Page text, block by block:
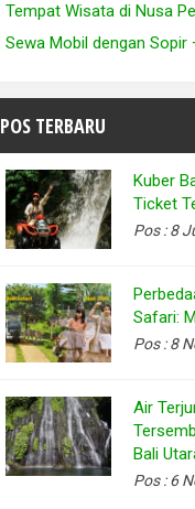
Tempat Wisata di Nusa
Sewa Mobil dengan Sopir
POS TERBARU
Kuber
Ticket
Pos : 8
Safari:
Pos : 8
Air
Bali
Pos : 6